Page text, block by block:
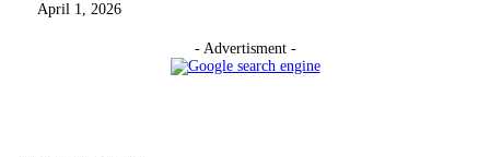
April 1, 2026
- Advertisment -